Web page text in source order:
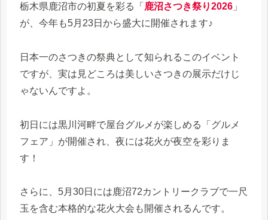
栃木県鹿沼市の初夏を彩る「 鹿沼さつき祭り2026 」
が、今年も5月23日から盛大に開催されます♪
日本一のさつきの祭典として知られるこのイベント
ですが、実は見どころは美しいさつきの展示だけじ
ゃないんですよ。
初日には黒川河畔で屋台グルメが楽しめる「グルメ
フェア」が開催され、夜には花火が夜空を彩りま
す！
さらに、5月30日には鹿沼72カントリークラブで一尺
玉を含む本格的な花火大会も開催されるんです。